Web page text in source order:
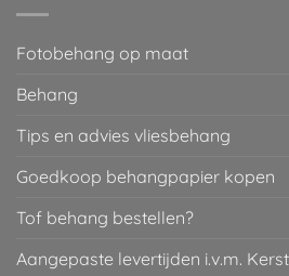
Fotobehang op maat
Behang
Tips en advies vliesbehang
Goedkoop behangpapier kopen
Tof behang bestellen?
Aangepaste levertijden i.v.m.